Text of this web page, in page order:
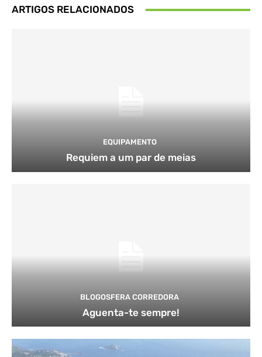
ARTIGOS RELACIONADOS
EQUIPAMENTO
Requiem a um par de meias
BLOGOSFERA CORREDORA
Aguenta-te sempre!